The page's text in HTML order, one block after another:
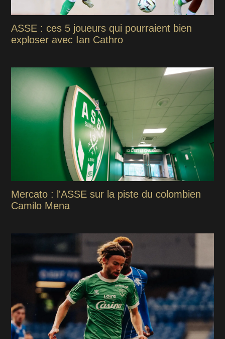
ASSE : ces 5 joueurs qui pourraient bien
exploser avec Ian Cathro
Mercato : l'ASSE sur la piste du colombien
Camilo Mena